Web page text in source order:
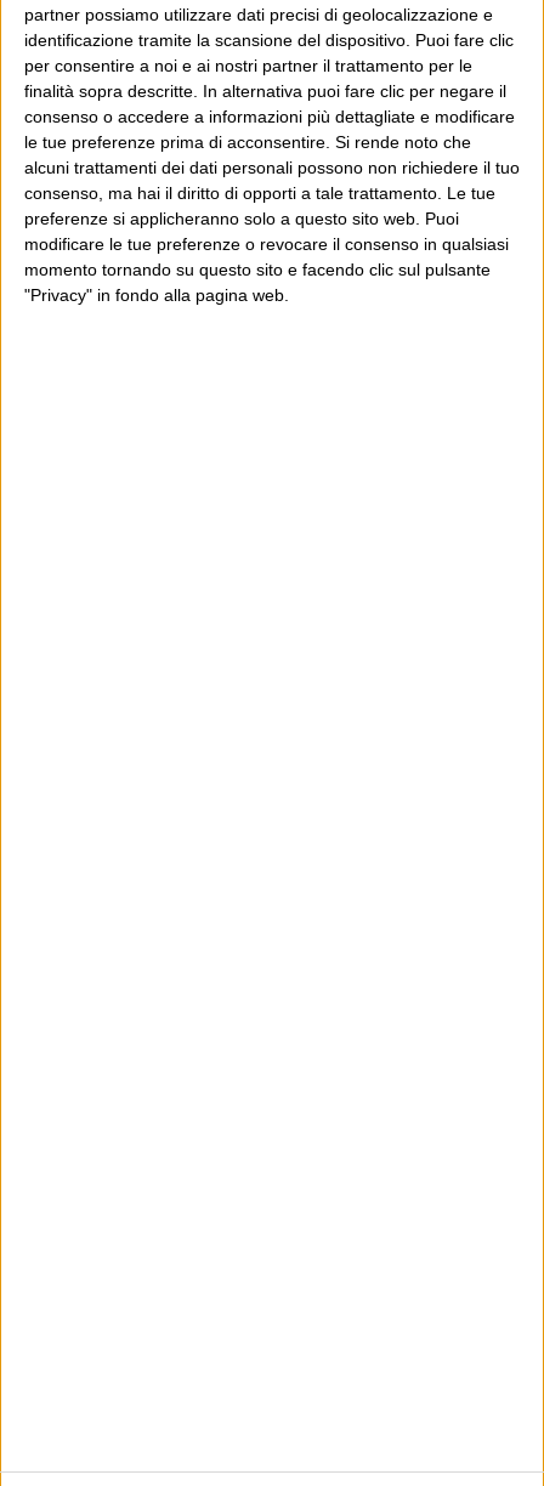
partner possiamo utilizzare dati precisi di geolocalizzazione e
identificazione tramite la scansione del dispositivo. Puoi fare clic
per consentire a noi e ai nostri partner il trattamento per le
finalità sopra descritte. In alternativa puoi fare clic per negare il
consenso o accedere a informazioni più dettagliate e modificare
le tue preferenze prima di acconsentire. Si rende noto che
alcuni trattamenti dei dati personali possono non richiedere il tuo
consenso, ma hai il diritto di opporti a tale trattamento. Le tue
preferenze si applicheranno solo a questo sito web. Puoi
modificare le tue preferenze o revocare il consenso in qualsiasi
momento tornando su questo sito e facendo clic sul pulsante
"Privacy" in fondo alla pagina web.
Poi il Post è cresciuto ed è diventato anche altro:
un progetto giornalistico che prosegue da oltre 16
anni, grazie a chi lo scopre, lo apprezza e lo
consiglia in giro.
Leggi il Post, magari ti piace
Luca Sofri Cartastampata, Vanity Fair